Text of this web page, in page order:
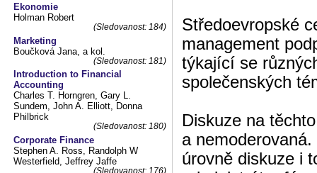
Ekonomie
Holman Robert
(Sledovanost: 184)
Marketing
Boučková Jana, a kol.
(Sledovanost: 181)
Introduction to Financial
Accounting
Charles T. Horngren, Gary L.
Sundem, John A. Elliott, Donna
Philbrick
(Sledovanost: 180)
Corporate Finance
Stephen A. Ross, Randolph W
Westerfield, Jeffrey Jaffe
(Sledovanost: 176)
Středoevropské
management
týkající se
společenských
Diskuze na
a
úrovně diskuze i